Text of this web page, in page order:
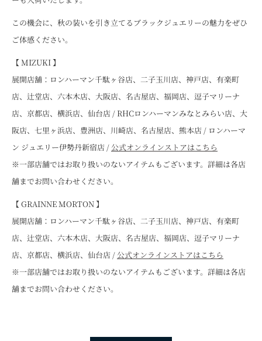
この機会に、秋の装いを引き立てるブラックジュエリーの魅力をぜひ
ご体感ください。
【 MIZUKI 】
展開店舗：ロンハーマン千駄ヶ谷店、二子玉川店、神戸店、有楽町
店、辻堂店、六本木店、大阪店、名古屋店、福岡店、逗子マリーナ
店、京都店、横浜店、仙台店 / RHCロンハーマンみなとみらい店、大
阪店、七里ヶ浜店、豊洲店、川崎店、名古屋店、熊本店 / ロンハーマ
ン ジュエリー伊勢丹新宿店 /公式オンラインストアはこちら
※一部店舗ではお取り扱いのないアイテムもございます。詳細は各店
舗までお問い合わせください。
【 GRAINNE MORTON 】
展開店舗：ロンハーマン千駄ヶ谷店、二子玉川店、神戸店、有楽町
店、辻堂店、六本木店、大阪店、名古屋店、福岡店、逗子マリーナ
店、京都店、横浜店、仙台店 /公式オンラインストアはこちら
※一部店舗ではお取り扱いのないアイテムもございます。詳細は各店
舗までお問い合わせください。